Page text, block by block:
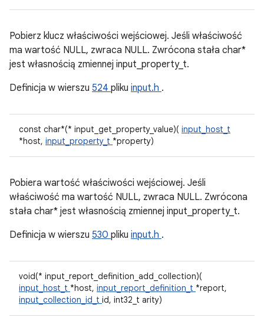
Pobierz klucz właściwości wejściowej. Jeśli właściwość
ma wartość NULL, zwraca NULL. Zwrócona stała char*
jest własnością zmiennej input_property_t.
Definicja w wierszu 524 pliku input.h .
const char*(* input_get_property_value)( input_host_t
*host, input_property_t *property)
Pobiera wartość właściwości wejściowej. Jeśli
właściwość ma wartość NULL, zwraca NULL. Zwrócona
stała char* jest własnością zmiennej input_property_t.
Definicja w wierszu 530 pliku input.h .
void(* input_report_definition_add_collection)(
input_host_t *host, input_report_definition_t *report,
input_collection_id_t id, int32_t arity)